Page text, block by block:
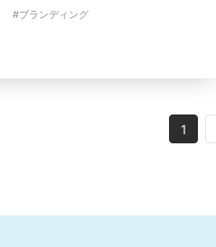
#ブランディング
1